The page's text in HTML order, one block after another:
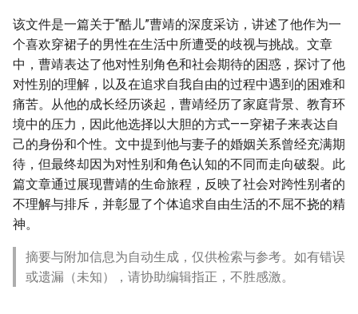
该文件是一篇关于“酷儿”曹靖的深度采访，讲述了他作为一
个喜欢穿裙子的男性在生活中所遭受的歧视与挑战。文章
中，曹靖表达了他对性别角色和社会期待的困惑，探讨了他
对性别的理解，以及在追求自我自由的过程中遇到的困难和
痛苦。从他的成长经历谈起，曹靖经历了家庭背景、教育环
境中的压力，因此他选择以大胆的方式——穿裙子来表达自
己的身份和个性。文中提到他与妻子的婚姻关系曾经充满期
待，但最终却因为对性别和角色认知的不同而走向破裂。此
篇文章通过展现曹靖的生命旅程，反映了社会对跨性别者的
不理解与排斥，并彰显了个体追求自由生活的不屈不挠的精
神。
摘要与附加信息为自动生成，仅供检索与参考。如有错误
或遗漏（未知），请协助编辑指正，不胜感激。